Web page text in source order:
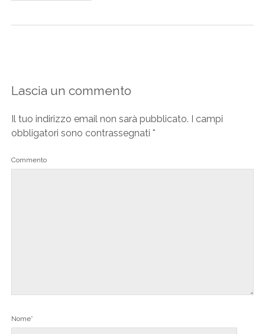
Lascia un commento
Il tuo indirizzo email non sarà pubblicato. I campi
obbligatori sono contrassegnati *
Commento
Nome*